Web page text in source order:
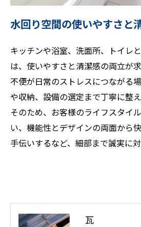
水回り空間の使いやすさと
キッチンや浴室、洗面所、トイレ
は、使いやすさと清潔感の両立が
不便が日常のストレスにつながる
や収納、設備の選定まで丁寧に整
そのため、お客様のライフスタイ
い、機能性とデザインの両面から
手伝いするなど、細部まで誠実に対
瓦